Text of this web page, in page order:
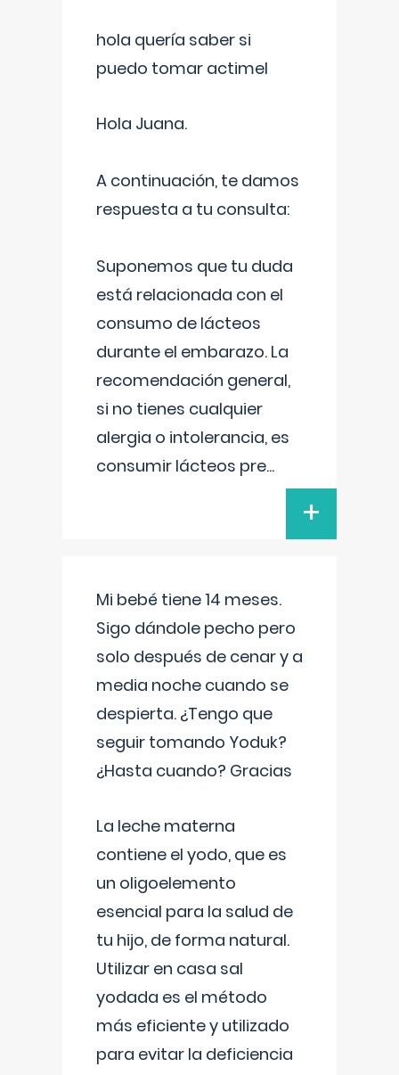
hola quería saber si
puedo tomar actimel
Hola Juana.
A continuación, te damos
respuesta a tu consulta:
Suponemos que tu duda
está relacionada con el
consumo de lácteos
durante el embarazo. La
recomendación general,
si no tienes cualquier
alergia o intolerancia, es
consumir lácteos pre...
+
Mi bebé tiene 14 meses.
Sigo dándole pecho pero
solo después de cenar y a
media noche cuando se
despierta. ¿Tengo que
seguir tomando Yoduk?
¿Hasta cuando? Gracias
La leche materna
contiene el yodo, que es
un oligoelemento
esencial para la salud de
tu hijo, de forma natural.
Utilizar en casa sal
yodada es el método
más eficiente y utilizado
para evitar la deficiencia